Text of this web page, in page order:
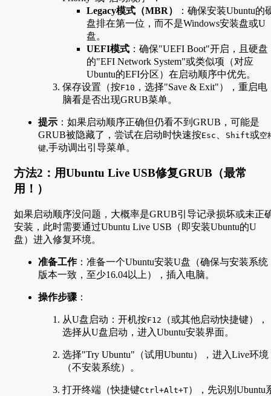
Legacy模式（MBR）
：确保安装Ubuntu的
盘排在第一位，而不是Windows安装盘或U
盘。
UEFI模式 ：确保"UEFI Boot"开启，且硬盘
的"EFI Network System"或类似项（对应
Ubuntu的EFI分区）在启动顺序中优先。
保存设置（按F10 ，选择"Save & Exit"），重启电
脑看是否出现GRUB菜单。
提示 ：如果启动顺序正确但仍看不到GRUB，可能是
GRUB被隐藏了，尝试在启动时快速按Esc Shift或空
键,手动调出引导菜单。
方法2：用Ubuntu Live USB修复GRUB（最常
用！）
如果启动顺序没问题，大概率是GRUB引导记录损坏或未正
安装，此时需要通过Ubuntu Live USB（即安装Ubuntu的U
盘）进入修复环境。
准备工作：准备一个Ubuntu安装U盘（确保与安装系统
版本一致，至少16.04以上），插入电脑。
操作步骤 ：
从U盘启动：开机按F12
（或其他启动快捷键），
选择从U盘启动，进入Ubuntu安装界面。
选择"Try Ubuntu"（试用Ubuntu），进入Live环境
（不安装系统）。
打开终端（快捷键Ctrl+Alt+T），先识别Ubuntu